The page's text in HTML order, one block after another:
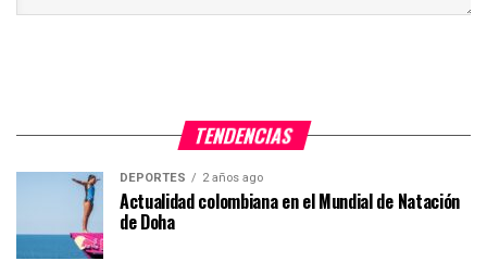
TENDENCIAS
DEPORTES 2 años ago
Actualidad colombiana en el Mundial de Natación
de Doha